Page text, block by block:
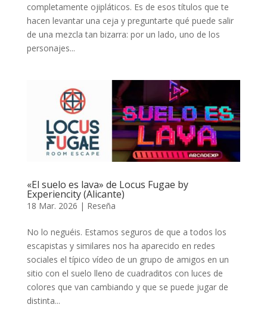
completamente ojipláticos. Es de esos títulos que te
hacen levantar una ceja y preguntarte qué puede salir
de una mezcla tan bizarra: por un lado, uno de los
personajes...
«El suelo es lava» de Locus Fugae by
Experiencity (Alicante)
18 Mar. 2026 | Reseña
No lo neguéis. Estamos seguros de que a todos los
escapistas y similares nos ha aparecido en redes
sociales el típico vídeo de un grupo de amigos en un
sitio con el suelo lleno de cuadraditos con luces de
colores que van cambiando y que se puede jugar de
distinta...